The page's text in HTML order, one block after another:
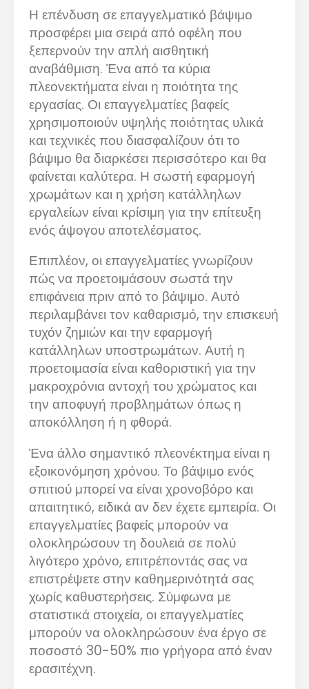
Η επένδυση σε επαγγελματικό βάψιμο
προσφέρει μια σειρά από οφέλη που
ξεπερνούν την απλή αισθητική
αναβάθμιση. Ένα από τα κύρια
πλεονεκτήματα είναι η ποιότητα της
εργασίας. Οι επαγγελματίες βαφείς
χρησιμοποιούν υψηλής ποιότητας υλικά
και τεχνικές που διασφαλίζουν ότι το
βάψιμο θα διαρκέσει περισσότερο και θα
φαίνεται καλύτερα. Η σωστή εφαρμογή
χρωμάτων και η χρήση κατάλληλων
εργαλείων είναι κρίσιμη για την επίτευξη
ενός άψογου αποτελέσματος.
Επιπλέον, οι επαγγελματίες γνωρίζουν
πώς να προετοιμάσουν σωστά την
επιφάνεια πριν από το βάψιμο. Αυτό
περιλαμβάνει τον καθαρισμό, την επισκευή
τυχόν ζημιών και την εφαρμογή
κατάλληλων υποστρωμάτων. Αυτή η
προετοιμασία είναι καθοριστική για την
μακροχρόνια αντοχή του χρώματος και
την αποφυγή προβλημάτων όπως η
αποκόλληση ή η φθορά.
Ένα άλλο σημαντικό πλεονέκτημα είναι η
εξοικονόμηση χρόνου. Το βάψιμο ενός
σπιτιού μπορεί να είναι χρονοβόρο και
απαιτητικό, ειδικά αν δεν έχετε εμπειρία. Οι
επαγγελματίες βαφείς μπορούν να
ολοκληρώσουν τη δουλειά σε πολύ
λιγότερο χρόνο, επιτρέποντάς σας να
επιστρέψετε στην καθημερινότητά σας
χωρίς καθυστερήσεις. Σύμφωνα με
στατιστικά στοιχεία, οι επαγγελματίες
μπορούν να ολοκληρώσουν ένα έργο σε
ποσοστό 30-50% πιο γρήγορα από έναν
ερασιτέχνη.